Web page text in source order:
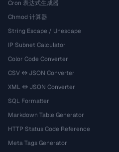
Cron 表达式生成器
Chmod 计算器
String Escape / Unescape
IP Subnet Calculator
Color Code Converter
CSV ↔ JSON Converter
XML ↔ JSON Converter
SQL Formatter
Markdown Table Generator
HTTP Status Code Reference
Meta Tags Generator